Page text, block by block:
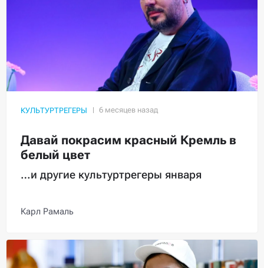
КУЛЬТУРТРЕГЕРЫ
Давай покрасим красный Кремль в
белый цвет
…и другие культуртрегеры января
Карл Рамаль